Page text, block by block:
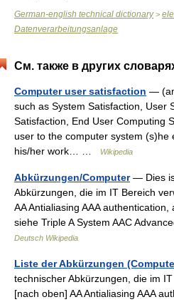
German-english technical dictionary>
Datenverarbeitungsanlage
См. также в других
Computer user satisfaction —
such as System Satisfaction, User
Satisfaction, End User Computing
user to the computer system (s)he
his/her work… …
Wikipedia
Abkürzungen/Computer— Dies
Abkürzungen, die im IT Bereich
AA Antialiasing AAA
siehe Triple A System AAC
Deutsch Wikipedia
Liste der Abkürzungen
technischer Abkürzungen, die im
[nach oben] AA Antialiasing AAA